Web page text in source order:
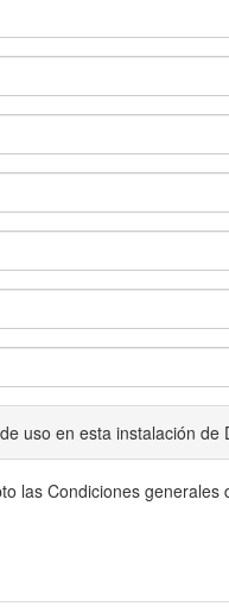
uso en esta instalación de
las Condiciones